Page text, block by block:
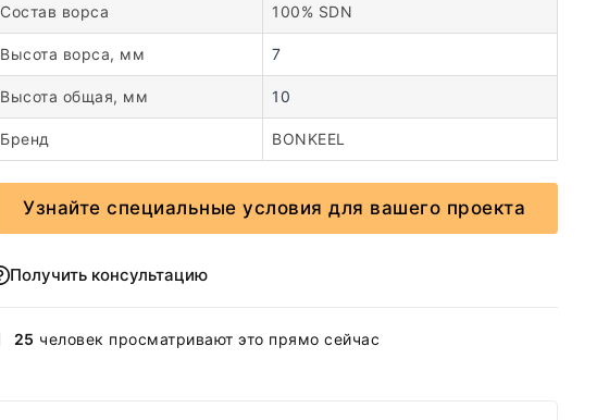
Состав ворса 100% SDN
Высота ворса, мм 7
Высота общая, мм 10
Бренд BONKEEL
Узнайте специальные условия для вашего проекта
Получить консультацию
25 человек просматривают это прямо сейчас